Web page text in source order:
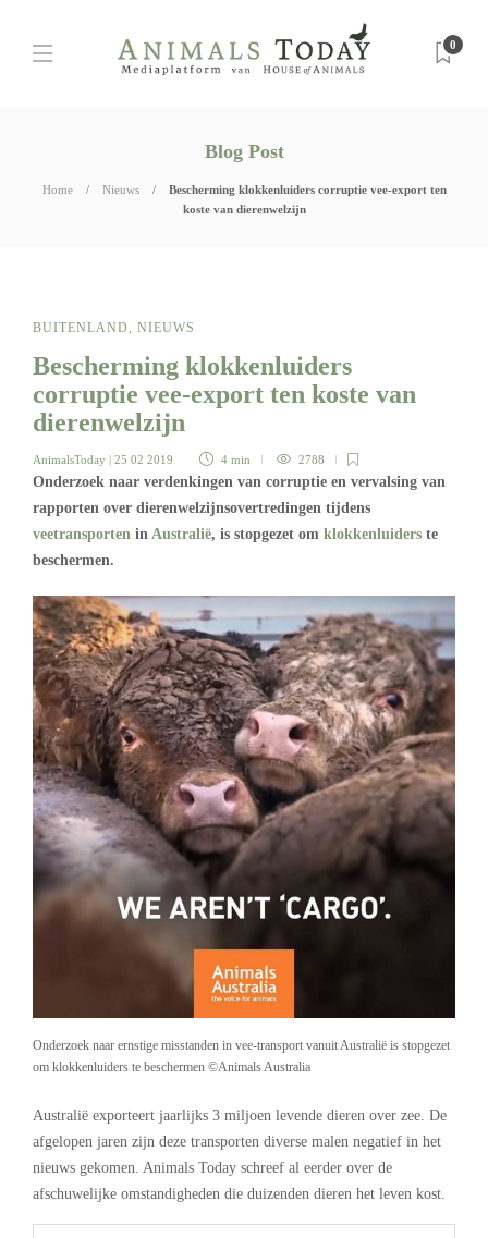
0
Blog Post
Home Nieuws
Bescherming klokkenluiders corruptie vee-export ten
koste van dierenwelzijn
BUITENLAND, NIEUWS
Bescherming klokkenluiders
corruptie vee-export ten koste van
dierenwelzijn
AnimalsToday | 25 02 2019 4 min 2788
Onderzoek naar verdenkingen van corruptie en vervalsing van
rapporten over dierenwelzijnsovertredingen tijdens
veetransporten in Australië, is stopgezet om klokkenluiders te
beschermen.
Onderzoek naar ernstige misstanden in vee-transport vanuit Australië is stopgezet
om klokkenluiders te beschermen ©Animals Australia
Australië exporteert jaarlijks 3 miljoen levende dieren over zee. De
afgelopen jaren zijn deze transporten diverse malen negatief in het
nieuws gekomen. Animals Today schreef al eerder over de
afschuwelijke omstandigheden die duizenden dieren het leven kost.